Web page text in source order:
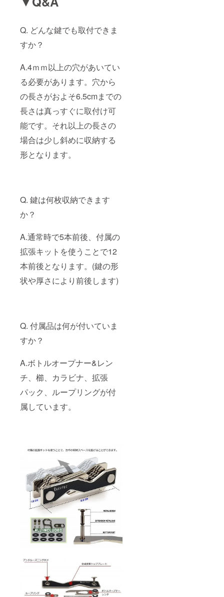
Q. どんな鍵でも取付できま
すか？
A.4ｍｍ以上の穴があいてい
る必要があります。穴から
の長さがおよそ6.5cmまでの
長さは真っすぐに取付け可
能です。それ以上の長さの
場合は少し斜めに収納する
形となります。
Q. 鍵は何枚収納できます
か？
A.通常時で5本前後、付属の
拡張キットを使うことで12
本前後となります。(鍵の形
状や厚さにより前後します)
Q. 付属品は何が付いていま
すか？
A.ボトルオープナー&レン
チ、櫛、カラビナ、拡張
パック、ループリングが付
属しています。